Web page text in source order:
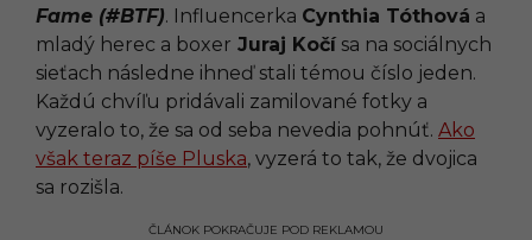
2
0
2
6
,
1
0
:
0
Fame (#BTF). Influencerka Cynthia Tóthová a
mladý herec a boxer Juraj Kočí sa na sociálnych
sieťach následne ihneď stali témou číslo jeden.
Každú chvíľu pridávali zamilované fotky a
vyzeralo to, že sa od seba nevedia pohnúť. Ako
však teraz píše Pluska, vyzerá to tak, že dvojica
sa rozišla.
ČLÁNOK POKRAČUJE POD REKLAMOU